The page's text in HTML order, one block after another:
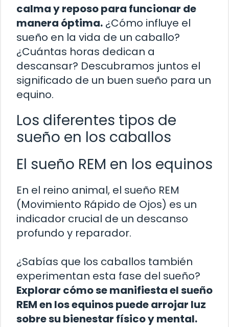
calma y reposo para funcionar de
manera óptima. ¿Cómo influye el
sueño en la vida de un caballo?
¿Cuántas horas dedican a
descansar? Descubramos juntos el
significado de un buen sueño para un
equino.
Los diferentes tipos de
sueño en los caballos
El sueño REM en los equinos
En el reino animal, el sueño REM
(Movimiento Rápido de Ojos) es un
indicador crucial de un descanso
profundo y reparador.
¿Sabías que los caballos también
experimentan esta fase del sueño?
Explorar cómo se manifiesta el sueño
REM en los equinos puede arrojar luz
sobre su bienestar físico y mental.